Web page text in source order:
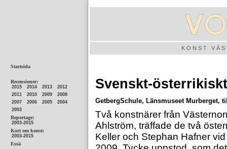
KONST
Svenskt-
GetbergSchule, Länsmuseet Murberget,
Två konstnärer från
Ahlström, träffade de två
Keller och Stephan Hafner